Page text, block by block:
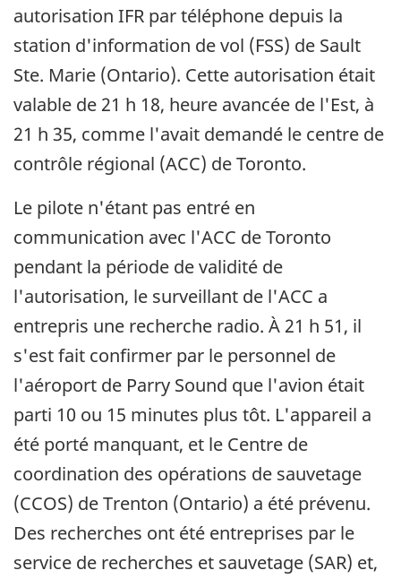
autorisation IFR par téléphone depuis la
station d'information de vol (FSS) de Sault
Ste. Marie (Ontario). Cette autorisation était
valable de 21 h 18, heure avancée de l'Est, à
21 h 35, comme l'avait demandé le centre de
contrôle régional (ACC) de Toronto.
Le pilote n'étant pas entré en
communication avec l'ACC de Toronto
pendant la période de validité de
l'autorisation, le surveillant de l'ACC a
entrepris une recherche radio. À 21 h 51, il
s'est fait confirmer par le personnel de
l'aéroport de Parry Sound que l'avion était
parti 10 ou 15 minutes plus tôt. L'appareil a
été porté manquant, et le Centre de
coordination des opérations de sauvetage
(CCOS) de Trenton (Ontario) a été prévenu.
Des recherches ont été entreprises par le
service de recherches et sauvetage (SAR) et,